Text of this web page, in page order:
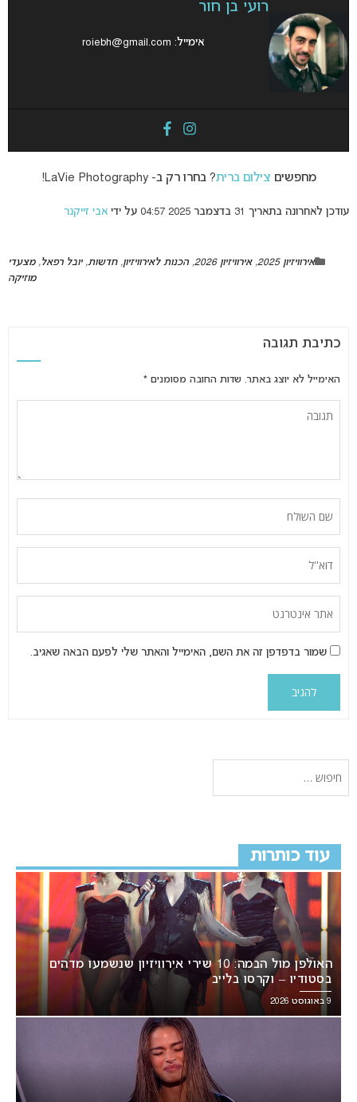
רועי בן חור
אימייל: roiebh@gmail.com
מחפשים צילום ברית? בחרו רק ב- LaVie Photography!
עודכן לאחרונה בתאריך 31 בדצמבר 2025 04:57 על ידי אבי זייקנר
אירוויזיון 2025 ,אירוויזיון 2026 ,הכנות לאירוויזיון,חדשות,יובל רפאל,מצעדי
מוזיקה
כתיבת תגובה
האימייל לא יוצג באתר. שדות החובה מסומנים *
שמור בדפדפן זה את השם, האימייל והאתר שלי לפעם הבאה שאגיב.
עוד כותרות
האולפן מול הבמה: 10 שירי אירוויזיון שנשמעו מדהים
בסטודיו – וקרסו בלייב
9 באוגוסט 2026